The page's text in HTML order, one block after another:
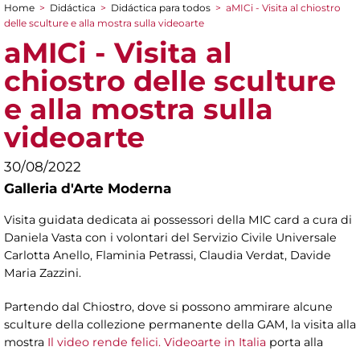
You are here
Home > Didáctica > Didáctica para todos > aMICi - Visita al chiostro
delle sculture e alla mostra sulla videoarte
aMICi - Visita al
chiostro delle sculture
e alla mostra sulla
videoarte
30/08/2022
Galleria d'Arte Moderna
Visita guidata dedicata ai possessori della MIC card a cura di
Daniela Vasta con i volontari del Servizio Civile Universale
Carlotta Anello, Flaminia Petrassi, Claudia Verdat, Davide
Maria Zazzini.
Partendo dal Chiostro, dove si possono ammirare alcune
sculture della collezione permanente della GAM, la visita alla
mostra Il video rende felici. Videoarte in Italia porta alla